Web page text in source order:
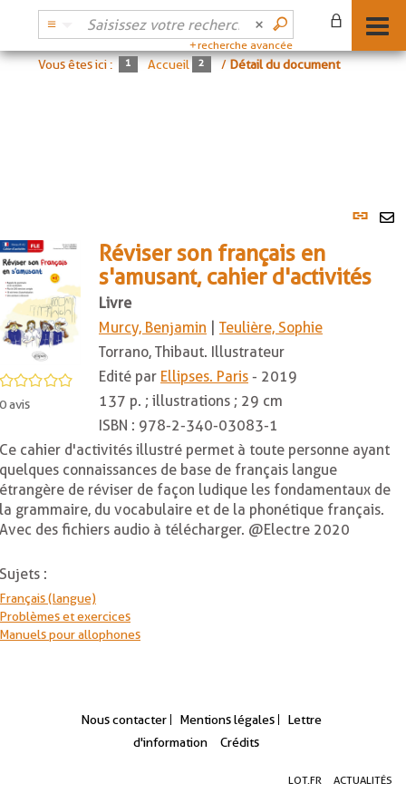
LOT.FR ACTUALITÉS
recherche avancée
Vous êtes ici : Accueil /Détail du document
Lien
5
0avis
Réviser son français en
s'amusant, cahier d'activités
Livre
Murcy, Benjamin
Teulière, Sophie
Torrano, Thibaut. Illustrateur
Edité par Ellipses. Paris - 2019
137 p. ; illustrations ; 29 cm
ISBN : 978-2-340-03083-1
Ce cahier d'activités illustré permet à toute personne ayant
quelques connaissances de base de français langue
étrangère de réviser de façon ludique les fondamentaux de
la grammaire, du vocabulaire et de la phonétique français.
Avec des fichiers audio à télécharger. @Electre 2020
Sujets :
Français (langue)
Problèmes et exercices
Manuels pour allophones
Nous contacter Mentions légales
Lettre
d'information
Crédits